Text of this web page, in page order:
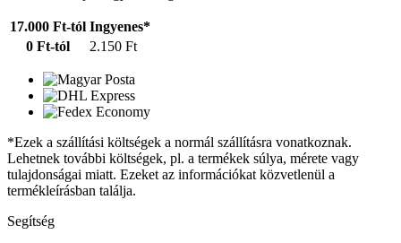
17.000 Ft-tól Ingyenes*
0 Ft-tól
2.150 Ft
*Ezek a szállítási költségek a normál szállításra vonatkoznak.
Lehetnek további költségek, pl. a termékek súlya, mérete vagy
tulajdonságai miatt. Ezeket az információkat közvetlenül a
termékleírásban találja.
Segítség